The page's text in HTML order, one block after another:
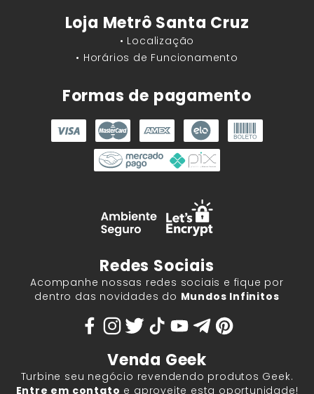
Loja Metrô Santa Cruz
• Localização
• Horários de Funcionamento
Formas de pagamento
Redes Sociais
Acompanhe nossas redes sociais e fique por
dentro das novidades do Mundos Infinitos
Venda Geek
Turbine seu negócio revendendo produtos Geek.
Entre em contato e aproveite esta oportunidade!